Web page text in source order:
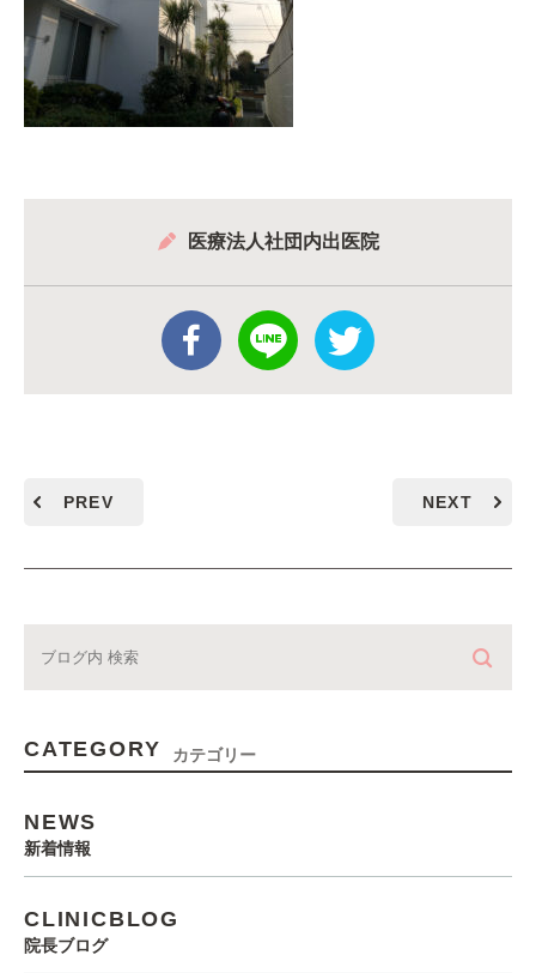
医療法人社団内出医院
PREV NEXT
CATEGORY カテゴリー
NEWS
新着情報
CLINICBLOG
院長ブログ